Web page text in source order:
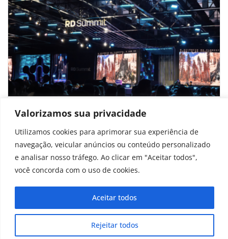
Valorizamos sua privacidade
Utilizamos cookies para aprimorar sua experiência de
navegação, veicular anúncios ou conteúdo personalizado
e analisar nosso tráfego. Ao clicar em "Aceitar todos",
você concorda com o uso de cookies.
Rejeitar todos
Aceitar todos
CEO da TOTVS e diretor da AWS revelam
o que buscam em funcionários
novembro 6, 2025
Copyright © 2025 - 2026curiosidadesonline.com.br